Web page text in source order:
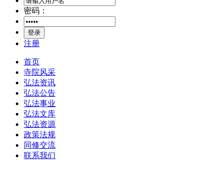
密码：
登录
注册
首页
寺院风采
弘法资讯
弘法公告
弘法事业
弘法文库
弘法资源
政策法规
同修交流
联系我们